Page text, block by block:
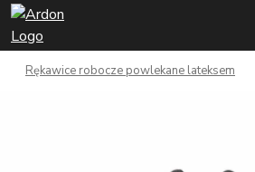
Rękawice robocze powlekane lateksem